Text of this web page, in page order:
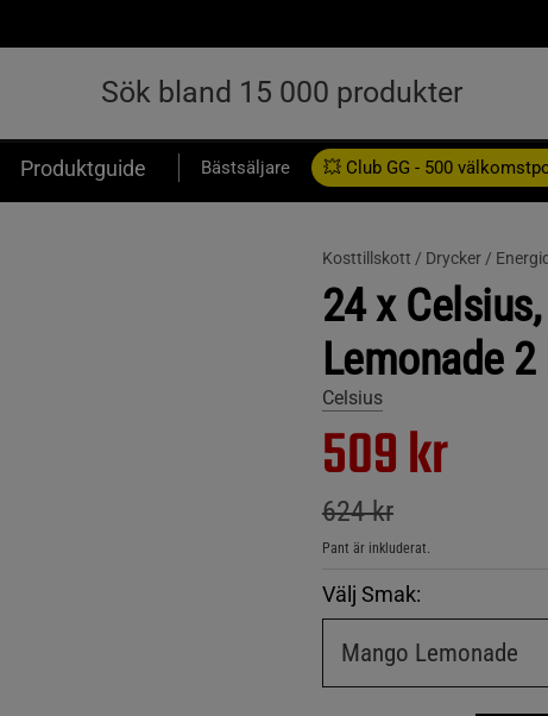
Produktguide Bästsäljare 💥 Club GG - 500
Kosttillskott / Drycker /
24 x
Lemonade
Celsius
509 kr
624 kr
Pant är inkluderat.
Välj Smak:
Mango Lemonade